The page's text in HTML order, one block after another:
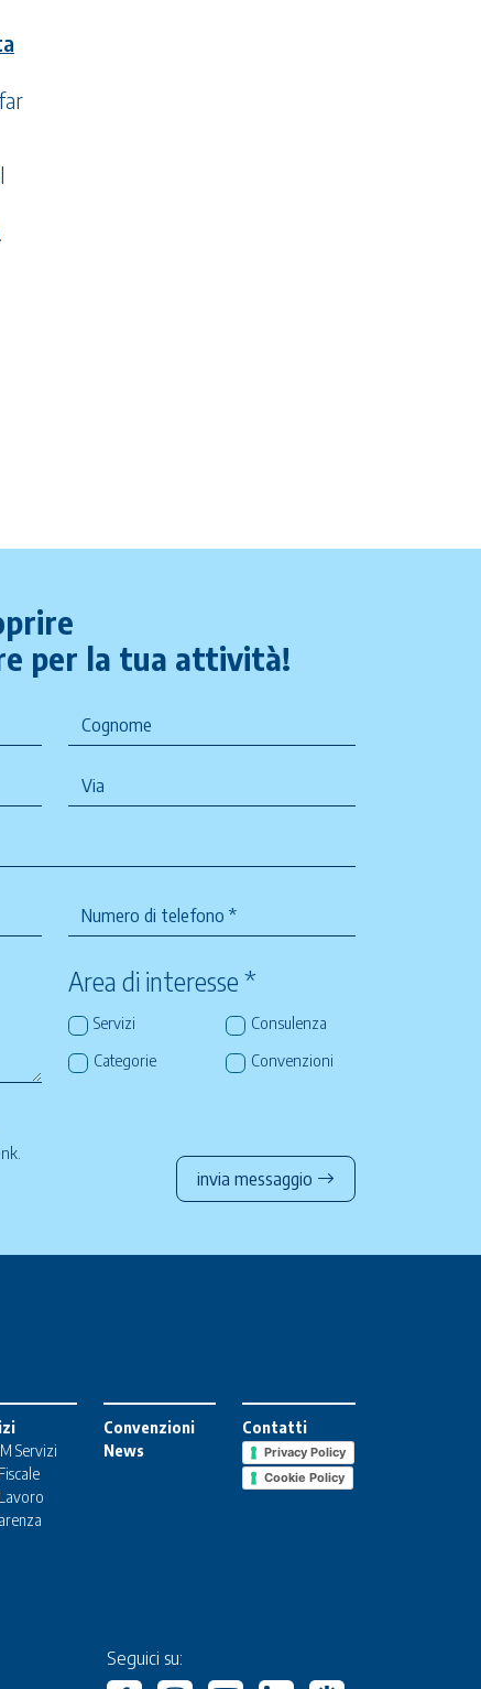
per la tua attività!
Area di interesse *
Servizi
Consulenza
Categorie
Convenzioni
invia messaggio
Servizi
Convenzioni
News
Contatti
Privacy Policy
Cookie Policy
Seguici su: